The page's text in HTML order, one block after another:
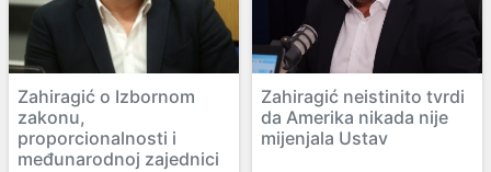
Zahiragić o Izbornom
zakonu,
proporcionalnosti i
međunarodnoj zajednici
Zahiragić neistinito tvrdi
da Amerika nikada nije
mijenjala Ustav